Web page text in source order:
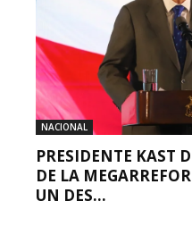
NACIONAL
PRESIDENTE KAST
DE LA
UN DES...